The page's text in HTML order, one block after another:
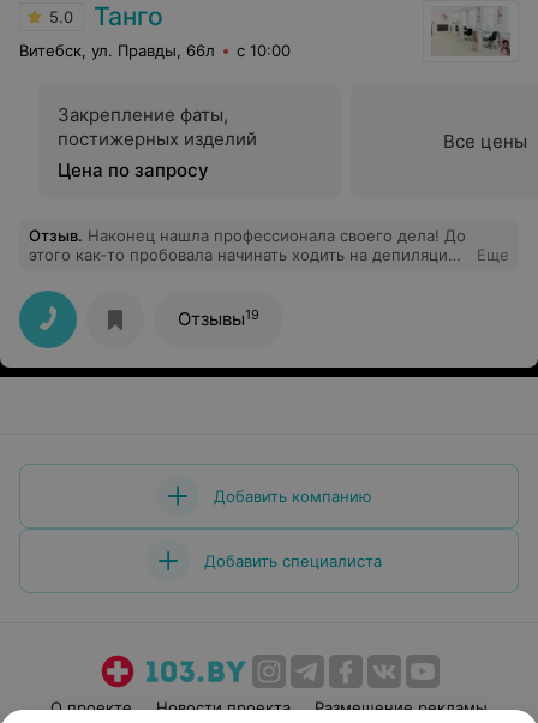
5.0 Танго
Витебск, ул. Правды, 66л с 10:00
Закрепление фаты,
постижерных изделий
Цена по запросу
Все цены
Отзыв. Наконец нашла профессионала своего дела! До
этого как-то пробовала начинать ходить на депиляцию,
"постоянку"
Еще
Отзывы19
Добавить компанию
Добавить специалиста
О проекте Новости проекта Размещение рекламы